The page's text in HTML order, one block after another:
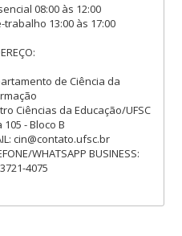
08:00 às 12:00
trabalho 13:00 às 17:00
de Ciência da
Ciências da Educação/UFSC
105 - Bloco B
cin@contato.ufsc.br
WHATSAPP BUSINESS:
4075